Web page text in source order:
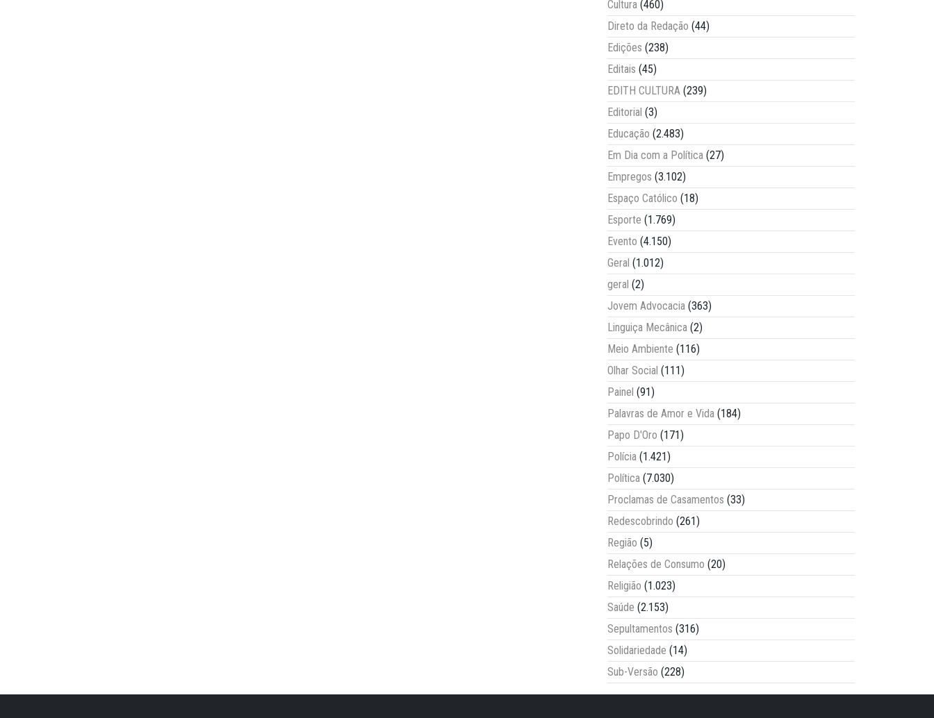
Cultura (460)
Direto da Redação (44)
Edições (238)
Editais (45)
EDITH CULTURA (239)
Editorial (3)
Educação (2.483)
Em Dia com a Política (27)
Empregos (3.102)
Espaço Católico (18)
Esporte (1.769)
Evento (4.150)
Geral (1.012)
geral (2)
Jovem Advocacia (363)
Linguiça Mecânica (2)
Meio Ambiente (116)
Olhar Social (111)
Painel (91)
Palavras de Amor e Vida (184)
Papo D'Oro (171)
Polícia (1.421)
Política (7.030)
Proclamas de Casamentos (33)
Redescobrindo (261)
Região (5)
Relações de Consumo (20)
Religião (1.023)
Saúde (2.153)
Sepultamentos (316)
Solidariedade (14)
Sub-Versão (228)